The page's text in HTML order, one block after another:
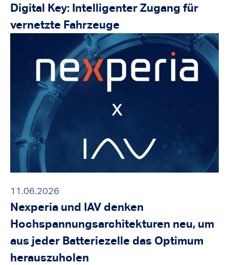
Digital Key: Intelligenter Zugang für
vernetzte Fahrzeuge
11.06.2026
Nexperia und IAV denken
Hochspannungsarchitekturen neu, um
aus jeder Batteriezelle das Optimum
herauszuholen